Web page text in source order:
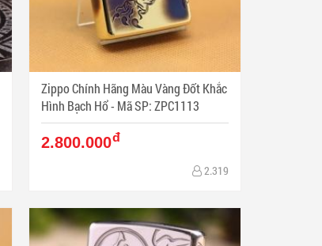
Zippo Chính Hãng Màu Vàng Đốt Khắc
Hình Bạch Hổ - Mã SP: ZPC1113
2.800.000đ
2.319